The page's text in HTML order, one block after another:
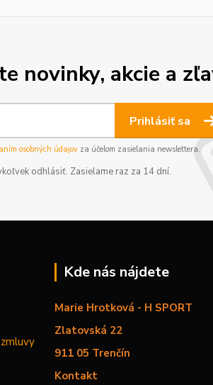
novinky, akcie a
Prihlásiť sa
osobných údajovza účelom zasielania newslettera.
odhlásiť. Zasielame raz za 14 dní.
Kde nás nájdete
Marie Hrotková - H SPORT
Zlatovská 22
911 05 Trenčín
Kontakt